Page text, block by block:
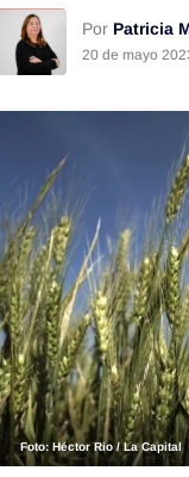
Maquinaria agrícola
Agenda
Agronegocios
Mercados
Por Patricia
20 de mayo
Foto: Héctor Rio / La Capital